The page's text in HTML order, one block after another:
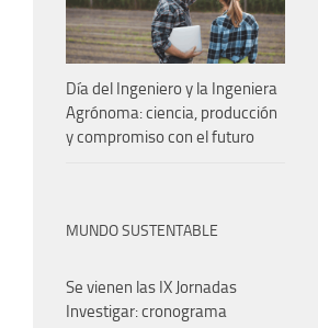
Día del Ingeniero y la Ingeniera
Agrónoma: ciencia, producción
y compromiso con el futuro
MUNDO SUSTENTABLE
Se vienen las IX Jornadas
Investigar: cronograma